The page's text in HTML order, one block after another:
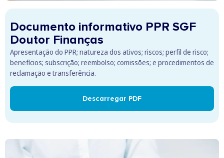
Documento informativo PPR SGF
Doutor Finanças
Apresentação do PPR; natureza dos ativos; riscos; perfil de risco;
benefícios; subscrição; reembolso; comissões; e procedimentos de
reclamação e transferência.
Descarregar PDF